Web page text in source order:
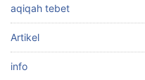
aqiqah tebet
Artikel
info